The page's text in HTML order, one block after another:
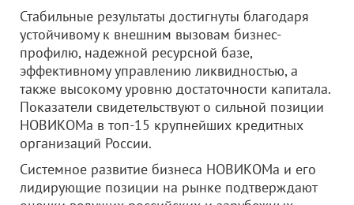
Стабильные результаты достигнуты благодаря
устойчивому к внешним вызовам бизнес-
профилю, надежной ресурсной базе,
эффективному управлению ликвидностью, а
также высокому уровню достаточности капитала.
Показатели свидетельствуют о сильной позиции
НОВИКОМа в топ-15 крупнейших кредитных
организаций России.
Системное развитие бизнеса НОВИКОМа и его
лидирующие позиции на рынке подтверждают